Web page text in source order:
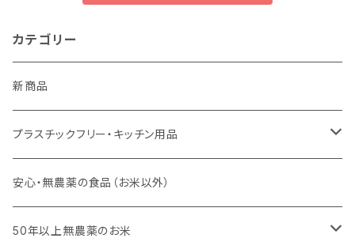
カテゴリー
新商品
プラスチックフリー・キッチン用品
キッチンスポンジ・キッチンブラシ
びわこ・和太布（日本独自の方法で織られた木綿の布巾）
安心・無農薬の食品（お米以外）
50年以上無農薬のお米